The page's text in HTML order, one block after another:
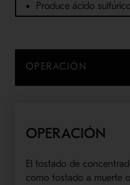
Produce ácido
OPERACIÓN
OPERACIÓN
El tostado de
como tostado a muerte